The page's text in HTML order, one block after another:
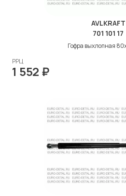
AVLKRAFT
701 101 17
Гофра выхлопная
РРЦ
1 552 ₽